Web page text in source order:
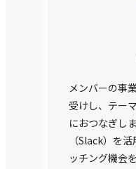
メンバーの事
受けし、テー
におつなぎし
（Slack）を
ッチング機会